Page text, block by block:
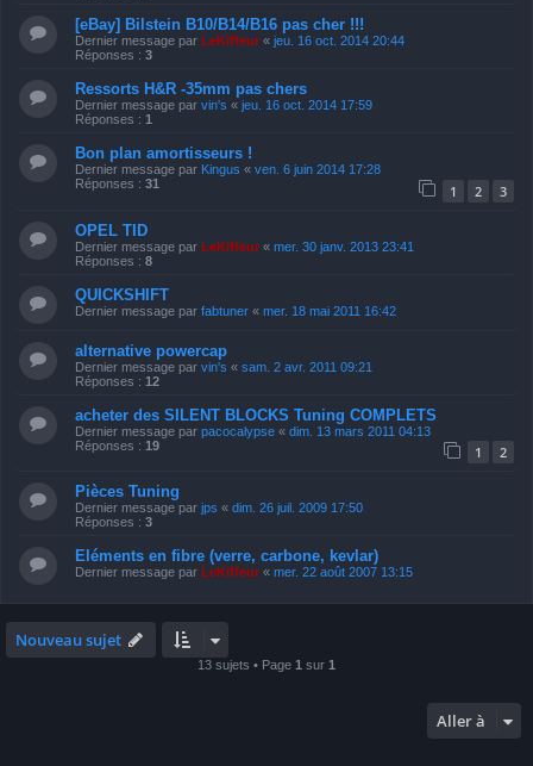
[eBay] Bilstein B10/B14/B16 pas cher !!!
Dernier message par LeKiffeur « jeu. 16 oct. 2014 20:44
Réponses : 3
Ressorts H&R -35mm pas chers
Dernier message par vin's « jeu. 16 oct. 2014 17:59
Réponses : 1
Bon plan amortisseurs !
Dernier message par Kingus « ven. 6 juin 2014 17:28
Réponses : 31 1 2 3
OPEL TID
Dernier message par LeKiffeur « mer. 30 janv. 2013 23:41
Réponses : 8
QUICKSHIFT
Dernier message par fabtuner « mer. 18 mai 2011 16:42
alternative powercap
Dernier message par vin's « sam. 2 avr. 2011 09:21
Réponses : 12
acheter des SILENT BLOCKS Tuning COMPLETS
Dernier message par pacocalypse « dim. 13 mars 2011 04:13
Réponses : 19 1 2
Pièces Tuning
Dernier message par jps « dim. 26 juil. 2009 17:50
Réponses : 3
Eléments en fibre (verre, carbone, kevlar)
Dernier message par LeKiffeur « mer. 22 août 2007 13:15
Nouveau sujet
13 sujets • Page 1 sur 1
Aller à